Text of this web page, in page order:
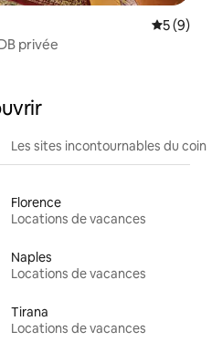
Note
5 (9)
privée
Les sites incontournables du coin
Florence
Locations de vacances
Naples
Locations de vacances
Tirana
Locations de vacances